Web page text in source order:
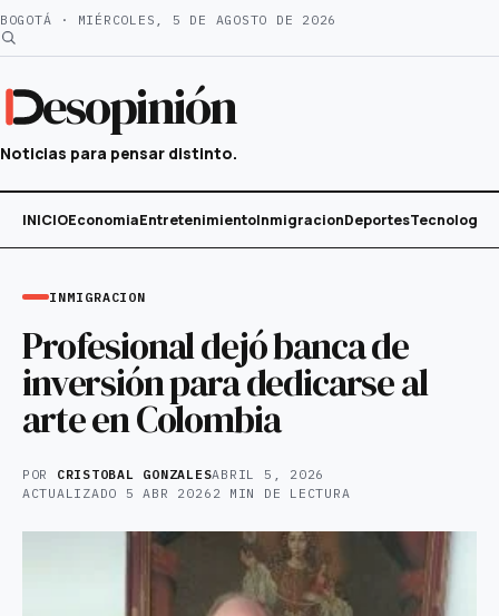
Saltar
al
BOGOTÁ · MIÉRCOLES, 5 DE AGOSTO DE 2026
esopinión
Noticias para pensar distinto.
INICIOEconomiaEntretenimientoInmigracionDeportesTecnología
INMIGRACION
Profesional dejó banca de
inversión para dedicarse al
arte en Colombia
POR CRISTOBAL GONZALESABRIL 5, 2026
ACTUALIZADO 5 ABR 2026 2 MIN DE LECTURA